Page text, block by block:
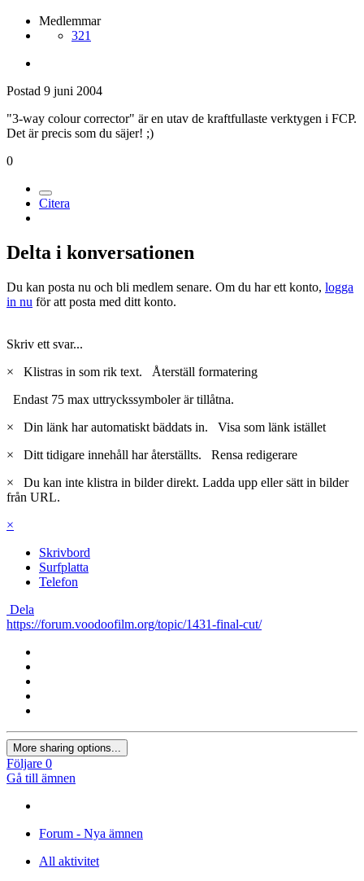
Medlemmar
321
Postad 9 juni 2004
"3-way colour corrector" är en utav de kraftfullaste verktygen i FCP.
Det är precis som du säjer! ;)
0
Citera
Delta i konversationen
Du kan posta nu och bli medlem senare. Om du har ett konto, logga
in nu för att posta med ditt konto.
Skriv ett svar...
×
Klistras in som rik text. Återställ formatering
Endast 75 max uttryckssymboler är tillåtna.
×
Din länk har automatiskt bäddats in. Visa som länk istället
×
Ditt tidigare innehåll har återställts. Rensa redigerare
×
Du kan inte klistra in bilder direkt. Ladda upp eller sätt in bilder
från URL.
×
Skrivbord
Surfplatta
Telefon
Dela
https://forum.voodoofilm.org/topic/1431-final-cut/
More sharing options...
Följare 0
Gå till ämnen
Forum - Nya ämnen
All aktivitet